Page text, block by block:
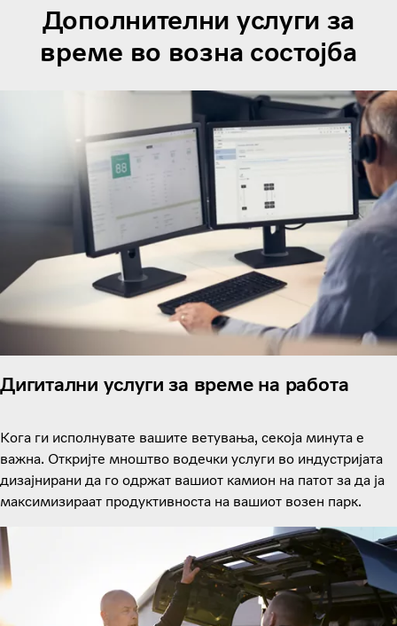
Дополнителни услуги за
време во возна состојба
Дигитални услуги за време на работа
Кога ги исполнувате вашите ветувања, секоја минута е
важна. Откријте мноштво водечки услуги во индустријата
дизајнирани да го одржат вашиот камион на патот за да ја
максимизираат продуктивноста на вашиот возен парк.